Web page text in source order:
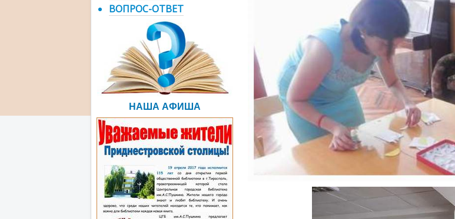
ВОПРОС-ОТВЕТ
НАША АФИША